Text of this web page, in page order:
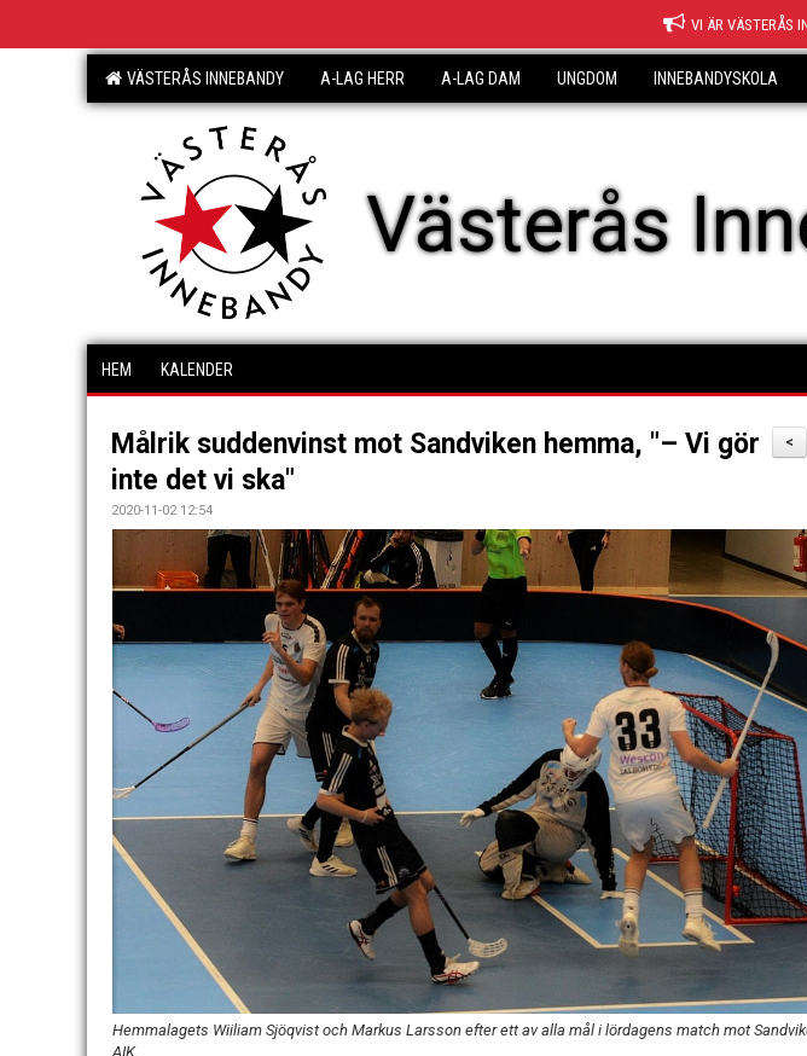
VI ÄR VÄSTERÅS
VÄSTERÅS INNEBANDY A-LAG HERR A-LAG DAM UNGDOM INNEBANDYSKOLA
Västerås
HEM KALENDER
<
Målrik suddenvinst mot Sandviken hemma, "– Vi gör
inte det vi ska"
2020-11-02 12:54
Hemmalagets Wiiliam Sjöqvist och Markus Larsson efter ett av alla mål i lördagens match mot
AIK.